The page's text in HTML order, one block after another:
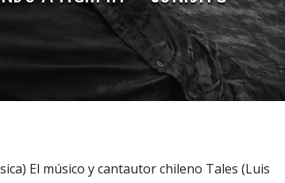
El músico y cantautor chileno Tales (Luis